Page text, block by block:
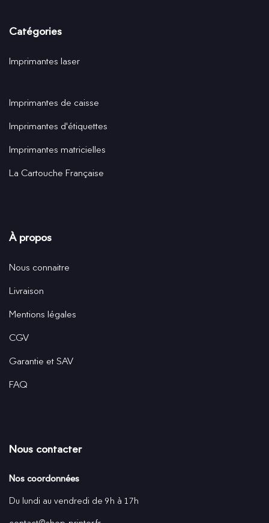
Catégories
Imprimantes laser
Imprimantes de caisse
Imprimantes d'étiquettes
Imprimantes matricielles
La Cartouche Française
À propos
Nous connaitre
Livraison
Mentions légales
CGV
Garantie et SAV
FAQ
Nous contacter
Nos coordonnées
Du lundi au vendredi de 9h à 17h